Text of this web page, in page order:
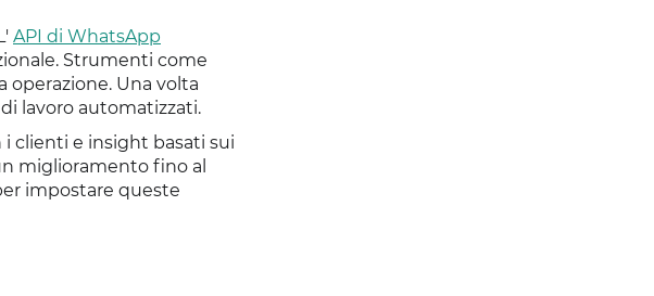
API di WhatsApp
Strumenti come
operazione. Una volta
lavoro automatizzati.
clienti e insight basati sui
miglioramento fino al
impostare queste